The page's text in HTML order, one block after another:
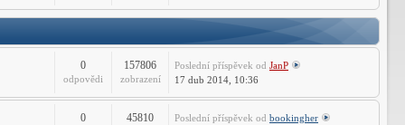
-
0
odpovědi
157806
zobrazení
Poslední příspěvek od JanP
17 dub 2014, 10:36
0 45810 Poslední příspěvek od bookingher